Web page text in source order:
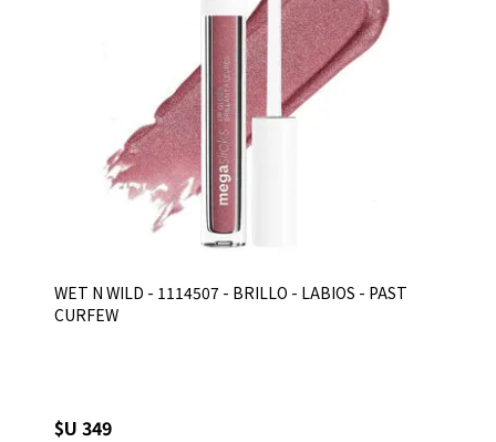
WET N WILD - 1114507 - BRILLO - LABIOS - PAST
CURFEW
$U 349